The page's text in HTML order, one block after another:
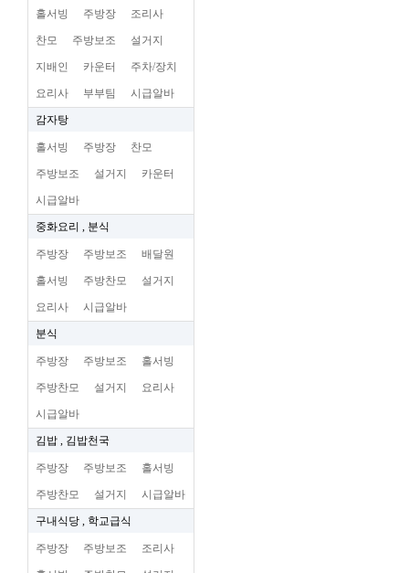
홀서빙 주방장 조리사
찬모 주방보조 설거지
지배인 카운터 주차/장치
요리사 부부팀 시급알바
감자탕
홀서빙 주방장 찬모
주방보조 설거지 카운터
시급알바
중화요리 , 분식
주방장 주방보조 배달원
홀서빙 주방찬모 설거지
요리사 시급알바
분식
주방장 주방보조 홀서빙
주방찬모 설거지 요리사
시급알바
김밥 , 김밥천국
주방장 주방보조 홀서빙
주방찬모 설거지 시급알바
구내식당 , 학교급식
주방장 주방보조 조리사